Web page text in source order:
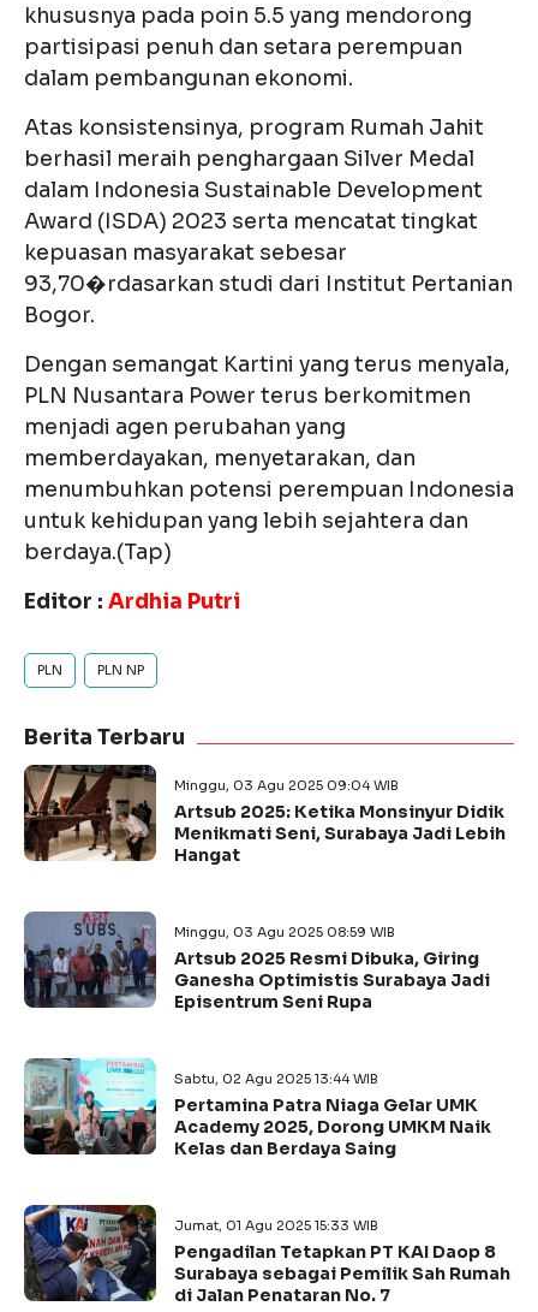
khususnya pada poin 5.5 yang mendorong
partisipasi penuh dan setara perempuan
dalam pembangunan ekonomi.
Atas konsistensinya, program Rumah Jahit
berhasil meraih penghargaan Silver Medal
dalam Indonesia Sustainable Development
Award (ISDA) 2023 serta mencatat tingkat
kepuasan masyarakat sebesar
93,70�rdasarkan studi dari Institut Pertanian
Bogor.
Dengan semangat Kartini yang terus menyala,
PLN Nusantara Power terus berkomitmen
menjadi agen perubahan yang
memberdayakan, menyetarakan, dan
menumbuhkan potensi perempuan Indonesia
untuk kehidupan yang lebih sejahtera dan
berdaya.(Tap)
Editor : Ardhia Putri
PLN PLN NP
Berita Terbaru
Minggu, 03 Agu 2025 09:04 WIB
Artsub 2025: Ketika Monsinyur Didik
Menikmati Seni, Surabaya Jadi Lebih
Hangat
Minggu, 03 Agu 2025 08:59 WIB
Artsub 2025 Resmi Dibuka, Giring
Ganesha Optimistis Surabaya Jadi
Episentrum Seni Rupa
Sabtu, 02 Agu 2025 13:44 WIB
Pertamina Patra Niaga Gelar UMK
Academy 2025, Dorong UMKM Naik
Kelas dan Berdaya Saing
Jumat, 01 Agu 2025 15:33 WIB
Pengadilan Tetapkan PT KAI Daop 8
Surabaya sebagai Pemilik Sah Rumah
di Jalan Penataran No. 7